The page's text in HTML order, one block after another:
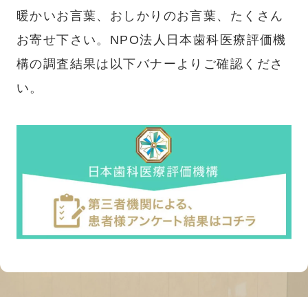
暖かいお言葉、おしかりのお言葉、たくさん
お寄せ下さい。NPO法人日本歯科医療評価機
構の調査結果は以下バナーよりご確認くださ
い。